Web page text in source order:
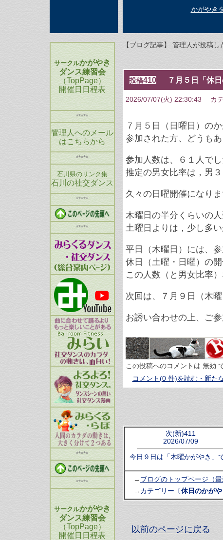
サークルかがやき
ダンス練習会
（TopPage）
開催日日程表
*****
管理人へのメール
はこちらから
*****
石川県のリンク集
石川の社交ダンス
*****
*****
*****
*****
サークルかがやき
ダンス練習会
（TopPage）
開催日日程表
かがやき
【ブログ記事】 管理人が投稿
投稿410 ７月５日「休
2026/07/07(火) 22:30:43 カ
７月５日（日曜日）の
参加された方、どうも
参加人数は、６１人でし
推定の男女比率は，男
久々の日曜開催になりま
木曜日の半分くらいの人
土曜日よりは，少し多
平日（木曜日）には、
休日（土曜・日曜）の
この人数（と男女比率
次回は、７月９日（木曜
お誘い合わせの上、ご
この投稿へのコメントは 無効 で
コメント(0 件)を読む・新た
次(新)411
2026/07/09
今日９日は「木曜かがやき」
→ ブログのトップページ（
→ カテゴリー〔休日のかがや
以前のページに戻る